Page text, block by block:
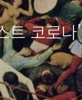
트 코로나'